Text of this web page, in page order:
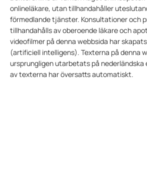
onlineläkare, utan tillhandahåller
förmedlande tjänster. Konsultationer och
tillhandahålls av oberoende läkare och
videofilmer på denna webbsida har
(artificiell intelligens). Texterna på denna
ursprungligen utarbetats på nederländska
av texterna har översatts automatiskt.